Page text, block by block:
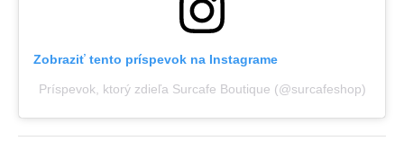
Zobraziť tento príspevok na Instagrame
Príspevok, ktorý zdieľa Surcafe Boutique (@surcafeshop)